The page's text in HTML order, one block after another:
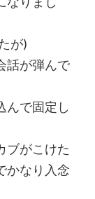
が)
話が弾んで
んで固定し
ブがこけた
かなり入念